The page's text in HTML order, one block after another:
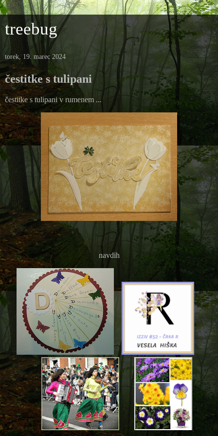
treebug
torek, 19. marec 2024
čestitke s tulipani
čestitke s tulipani v rumenem ...
navdih